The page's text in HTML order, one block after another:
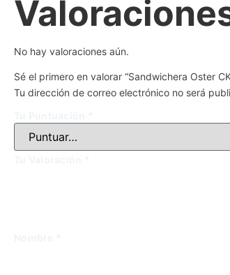
No hay valoraciones aún.
Sé el primero en valorar “Sandwichera Oster
Tu dirección de correo electrónico no será